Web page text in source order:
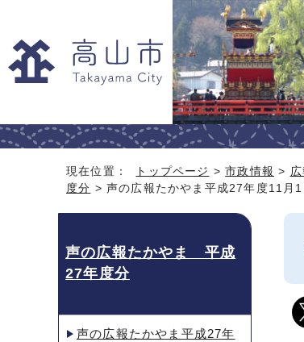
現在位置： トップページ >市政情報 >
度分 > 声の広報たかやま平成27年度11月
声の広報たかやま 平成
27年度分
声の広報たかやま平成27年